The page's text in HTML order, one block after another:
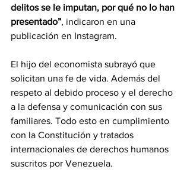
delitos se le imputan, por qué no lo han
presentado”, indicaron en una
publicación en Instagram.
El hijo del economista subrayó que
solicitan una fe de vida. Además del
respeto al debido proceso y el derecho
a la defensa y comunicación con sus
familiares. Todo esto en cumplimiento
con la Constitución y tratados
internacionales de derechos humanos
suscritos por Venezuela.